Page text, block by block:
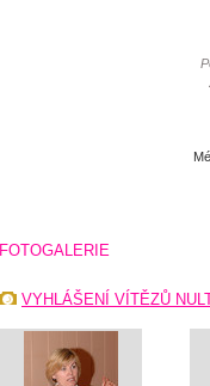
FOTOGALERIE
VYHLÁŠENÍ VÍTĚZŮ